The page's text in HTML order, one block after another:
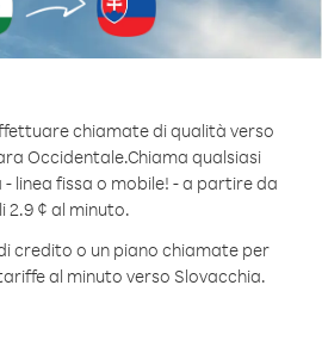
chiamate di qualità verso
Occidentale.Chiama qualsiasi
linea fissa o mobile! - a partire da
2.9 ¢ al minuto.
credito o un piano chiamate per
al minuto verso Slovacchia.